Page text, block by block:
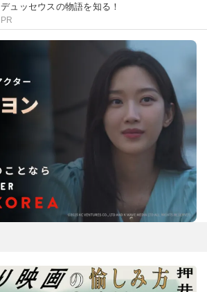
デュッセウスの物語を知る！
PR